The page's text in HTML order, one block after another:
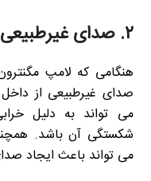
۲. صدای غیرطبیعی
هنگامی که لامپ
صدای غیرطبیعی از
می تواند به دلیل
شکستگی آن باشد.
می تواند باعث ایجاد